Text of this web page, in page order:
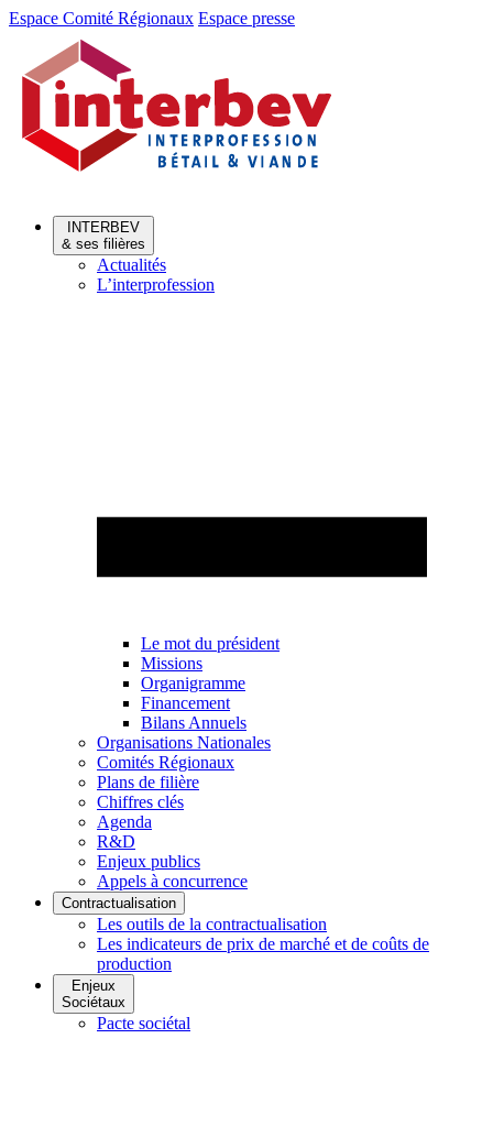
Aller
Aller
contenu
Espace Comité Régionaux Espace presse
INTERBEV
& ses filières
Actualités
L’interprofession
Le mot du président
Missions
Organigramme
Financement
Bilans Annuels
Organisations Nationales
Comités Régionaux
Plans de filière
Chiffres clés
Agenda
R&D
Enjeux publics
Appels à concurrence
Contractualisation
Les outils de la contractualisation
Les indicateurs de prix de marché et de coûts de
production
Enjeux
Sociétaux
Pacte sociétal